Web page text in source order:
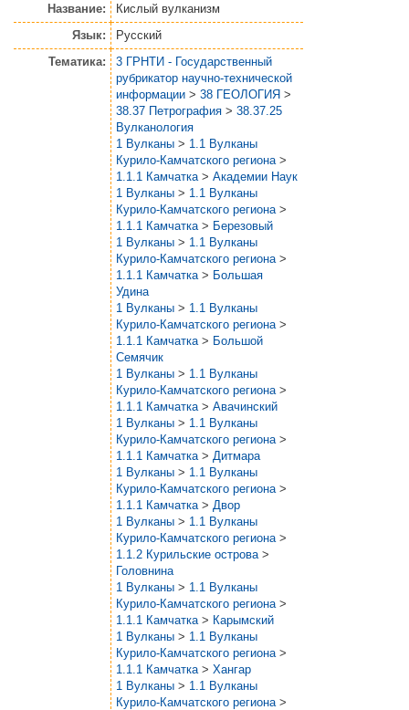
Название:
Кислый вулканизм
Язык:
Русский
Тематика:
3 ГРНТИ - Государственный
рубрикатор научно-технической
информации > 38 ГЕОЛОГИЯ >
38.37 Петрография > 38.37.25
Вулканология
1 Вулканы > 1.1 Вулканы
Курило-Камчатского региона >
1.1.1 Камчатка > Академии Наук
1 Вулканы > 1.1 Вулканы
Курило-Камчатского региона >
1.1.1 Камчатка > Березовый
1 Вулканы > 1.1 Вулканы
Курило-Камчатского региона >
1.1.1 Камчатка > Большая
Удина
1 Вулканы > 1.1 Вулканы
Курило-Камчатского региона >
1.1.1 Камчатка > Большой
Семячик
1 Вулканы > 1.1 Вулканы
Курило-Камчатского региона >
1.1.1 Камчатка > Авачинский
1 Вулканы > 1.1 Вулканы
Курило-Камчатского региона >
1.1.1 Камчатка > Дитмара
1 Вулканы > 1.1 Вулканы
Курило-Камчатского региона >
1.1.1 Камчатка > Двор
1 Вулканы > 1.1 Вулканы
Курило-Камчатского региона >
1.1.2 Курильские острова >
Головнина
1 Вулканы > 1.1 Вулканы
Курило-Камчатского региона >
1.1.1 Камчатка > Карымский
1 Вулканы > 1.1 Вулканы
Курило-Камчатского региона >
1.1.1 Камчатка > Хангар
1 Вулканы > 1.1 Вулканы
Курило-Камчатского региона >